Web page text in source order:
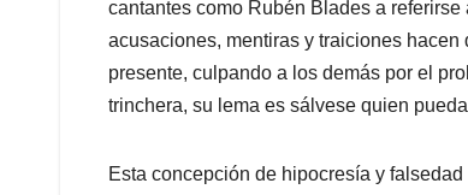
cantantes como Rubén Blades a
acusaciones, mentiras y traiciones
presente, culpando a los demás por el
trinchera, su lema es sálvese quien
Esta concepción de hipocresía y